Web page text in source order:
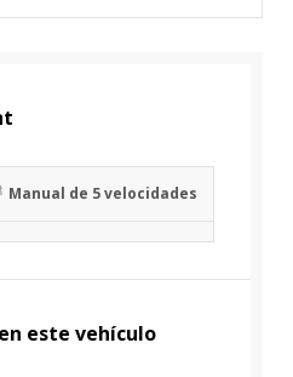
Manual de 5 velocidades
este vehículo